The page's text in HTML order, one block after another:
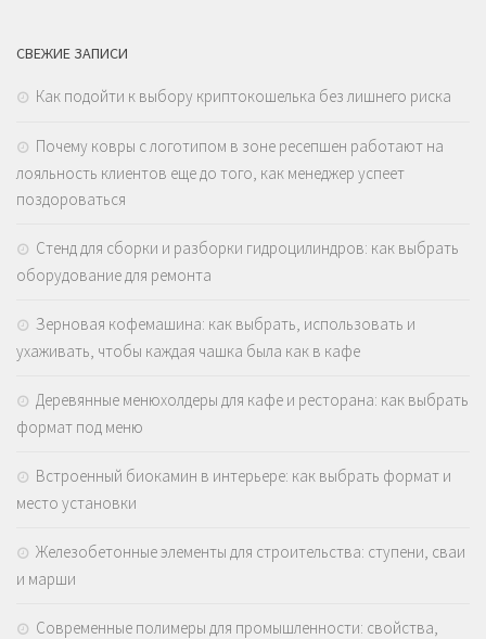
СВЕЖИЕ ЗАПИСИ
Как подойти к выбору криптокошелька без лишнего риска
Почему ковры с логотипом в зоне ресепшен работают на
лояльность клиентов еще до того, как менеджер успеет
поздороваться
Стенд для сборки и разборки гидроцилиндров: как выбрать
оборудование для ремонта
Зерновая кофемашина: как выбрать, использовать и
ухаживать, чтобы каждая чашка была как в кафе
Деревянные менюхолдеры для кафе и ресторана: как выбрать
формат под меню
Встроенный биокамин в интерьере: как выбрать формат и
место установки
Железобетонные элементы для строительства: ступени, сваи
и марши
Современные полимеры для промышленности: свойства,